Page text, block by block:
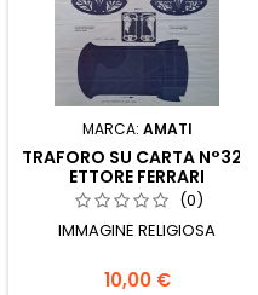
MARCA: AMATI
TRAFORO SU CARTA N°328
ETTORE FERRARI
(0)
IMMAGINE RELIGIOSA
10,00 €